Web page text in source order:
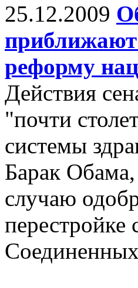
25.12.2009
приближают
реформу
Действия
"почти
системы
Барак
случаю
перестройке